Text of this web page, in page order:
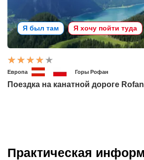
Я был там Я хочу пойти туда
Европа Горы Рофан
Поездка на канатной дороге
Практическая